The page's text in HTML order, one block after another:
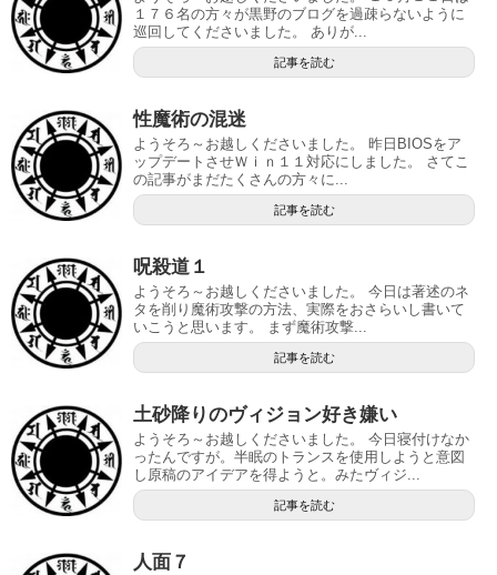
１７６名の方々が黒野のブログを過疎らないように
巡回してくださいました。 ありが...
記事を読む
性魔術の混迷
ようそろ～お越しくださいました。 昨日BIOSをア
ップデートさせＷｉｎ１１対応にしました。 さてこ
の記事がまだたくさんの方々に...
記事を読む
呪殺道１
ようそろ～お越しくださいました。 今日は著述のネ
タを削り魔術攻撃の方法、実際をおさらいし書いて
いこうと思います。 まず魔術攻撃...
記事を読む
土砂降りのヴィジョン好き嫌い
ようそろ～お越しくださいました。 今日寝付けなか
ったんですが。半眠のトランスを使用しようと意図
し原稿のアイデアを得ようと。みたヴィジ...
記事を読む
人面７